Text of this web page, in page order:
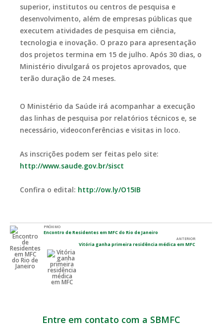
superior, institutos ou centros de pesquisa e
desenvolvimento, além de empresas públicas que
executem atividades de pesquisa em ciência,
tecnologia e inovação. O prazo para apresentação
dos projetos termina em 15 de julho. Após 30 dias, o
Ministério divulgará os projetos aprovados, que
terão duração de 24 meses.
O Ministério da Saúde irá acompanhar a execução
das linhas de pesquisa por relatórios técnicos e, se
necessário, videoconferências e visitas in loco.
As inscrições podem ser feitas pelo site:
http://www.saude.gov.br/sisct
Confira o edital: http://ow.ly/O15IB
PRÓXIMO
Encontro de Residentes em MFC do Rio de Janeiro
ANTERIOR
Vitória ganha primeira residência médica em MFC
Entre em contato com a SBMFC